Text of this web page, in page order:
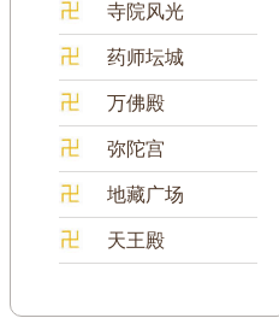
寺院风光
药师坛城
万佛殿
弥陀宫
地藏广场
天王殿